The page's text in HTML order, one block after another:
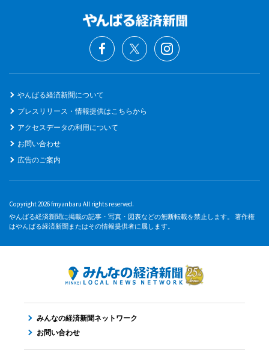
やんばる経済新聞について
プレスリリース・情報提供はこちらから
アクセスデータの利用について
お問い合わせ
広告のご案内
Copyright 2026 fmyanbaru All rights reserved.
やんばる経済新聞に掲載の記事・写真・図表などの無断転載を禁止します。 著作権
はやんばる経済新聞またはその情報提供者に属します。
みんなの経済新聞ネットワーク
お問い合わせ